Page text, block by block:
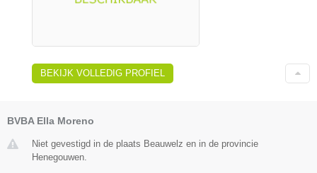
BEKIJK VOLLEDIG PROFIEL
BVBA Ella Moreno
Niet gevestigd in de plaats Beauwelz en in de provincie
Henegouwen.